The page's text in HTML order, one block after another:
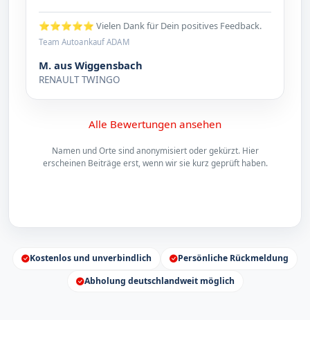
⭐⭐⭐⭐⭐ Vielen Dank für Dein positives Feedback.
Team Autoankauf ADAM
M. aus Wiggensbach
RENAULT TWINGO
Alle Bewertungen ansehen
Namen und Orte sind anonymisiert oder gekürzt. Hier
erscheinen Beiträge erst, wenn wir sie kurz geprüft haben.
Kostenlos und unverbindlich
Persönliche Rückmeldung
Abholung deutschlandweit möglich